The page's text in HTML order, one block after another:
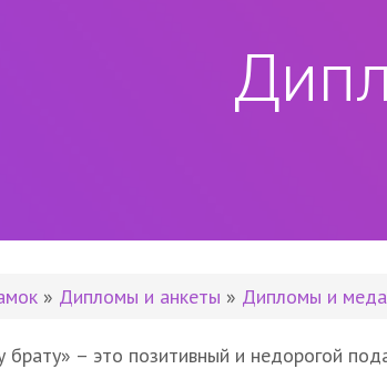
» Дипломы и анкеты » Дипломы и
– это позитивный и недорогой